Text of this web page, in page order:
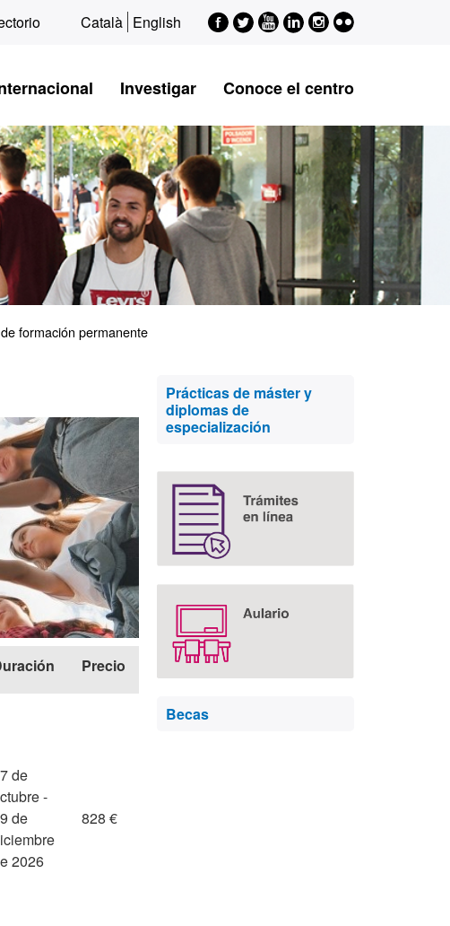
Català English Facebook
Twitter
Youtube
LinkedIn
Instagram
Flickr
Investigar Conoce el centro
formación permanente
Precio
de
-
de
2026
828 €
Información
complementaria
Prácticas de máster y
diplomas de
especialización
Becas